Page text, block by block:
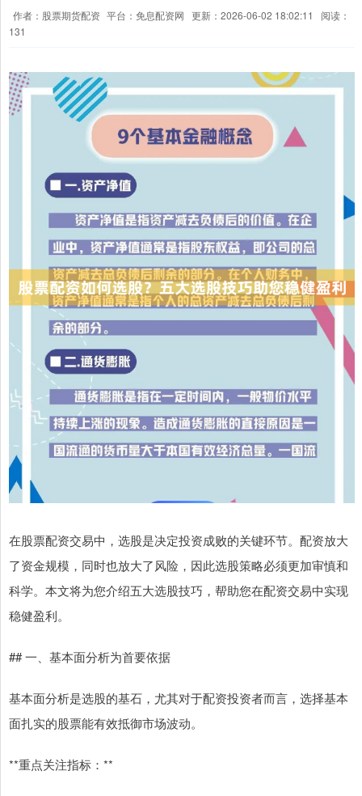
作者：股票期货配资 平台：免息配资网 更新：2026-06-02 18:02:11
阅读：
131
在股票配资交易中，选股是决定投资成败的关键环节。配资放大
了资金规模，同时也放大了风险，因此选股策略必须更加审慎和
科学。本文将为您介绍五大选股技巧，帮助您在配资交易中实现
稳健盈利。
## 一、基本面分析为首要依据
基本面分析是选股的基石，尤其对于配资投资者而言，选择基本
面扎实的股票能有效抵御市场波动。
**重点关注指标：**